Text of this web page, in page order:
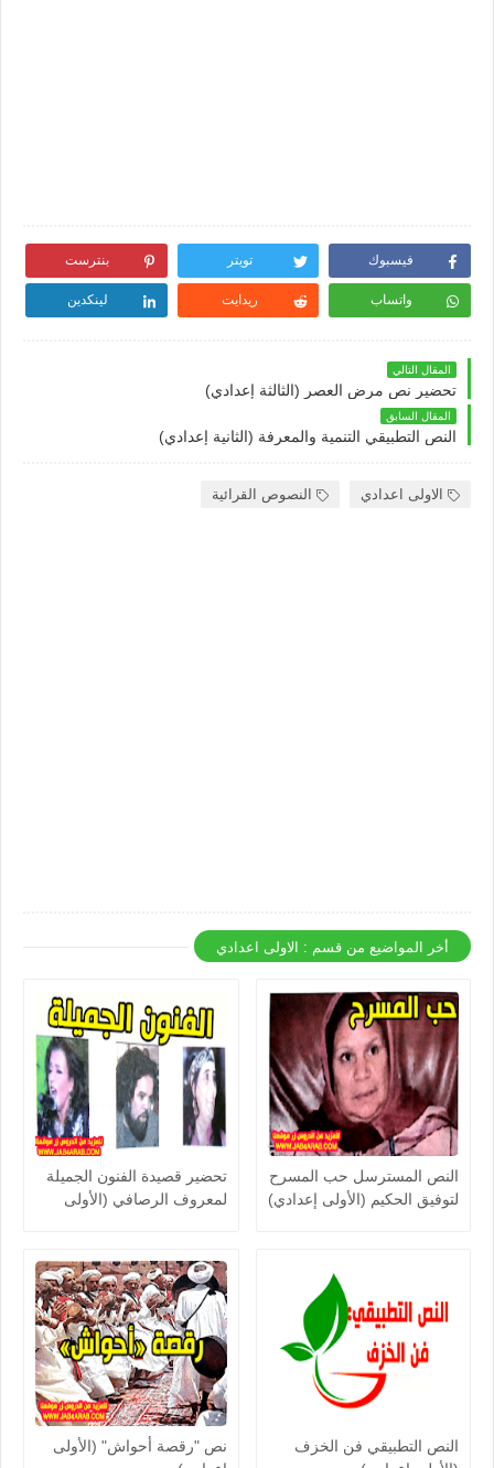
فيسبوك تويتر بنترست
واتساب ريدايت لينكدين
المقال التالي
تحضير نص مرض العصر (الثالثة إعدادي)
المقال السابق
النص التطبيقي التنمية والمعرفة (الثانية إعدادي)
الاولى اعدادي النصوص القرائية
أخر المواضيع من قسم : الاولى اعدادي
النص المسترسل حب المسرح
لتوفيق الحكيم (الأولى إعدادي)
تحضير قصيدة الفنون الجميلة
لمعروف الرصافي (الأولى
النص التطبيقي فن الخزف
نص "رقصة أحواش" (الأولى